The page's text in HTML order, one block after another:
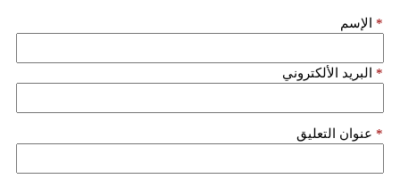
الإسم *
البريد الألكتروني *
عنوان التعليق *